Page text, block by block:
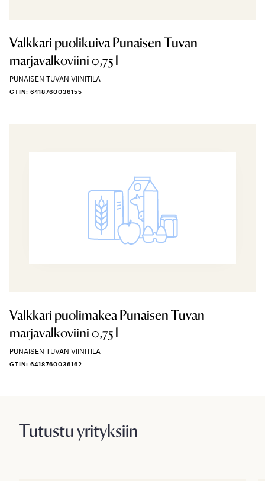
Valkkari puolikuiva Punaisen Tuvan
marjavalkoviini 0,75 l
PUNAISEN TUVAN VIINITILA
GTIN: 6418760036155
Valkkari puolimakea Punaisen Tuvan
marjavalkoviini 0,75 l
PUNAISEN TUVAN VIINITILA
GTIN: 6418760036162
Tutustu yrityksiin